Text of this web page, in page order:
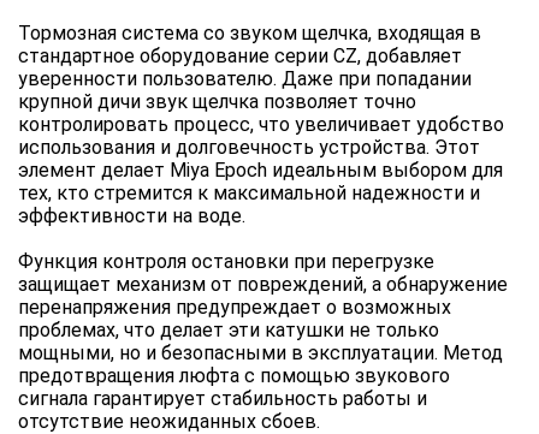
Тормозная система со звуком щелчка, входящая в
стандартное оборудование серии CZ, добавляет
уверенности пользователю. Даже при попадании
крупной дичи звук щелчка позволяет точно
контролировать процесс, что увеличивает удобство
использования и долговечность устройства. Этот
элемент делает Miya Epoch идеальным выбором для
тех, кто стремится к максимальной надежности и
эффективности на воде.
Функция контроля остановки при перегрузке
защищает механизм от повреждений, а обнаружение
перенапряжения предупреждает о возможных
проблемах, что делает эти катушки не только
мощными, но и безопасными в эксплуатации. Метод
предотвращения люфта с помощью звукового
сигнала гарантирует стабильность работы и
отсутствие неожиданных сбоев.